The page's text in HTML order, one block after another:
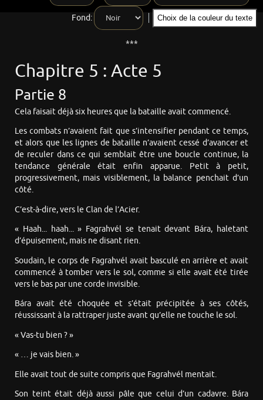
Fond: Choix de la couleur du texte
***
Chapitre 5 : Acte 5
Partie 8
Cela faisait déjà six heures que la bataille avait commencé.
Les combats n’avaient fait que s’intensifier pendant ce temps,
et alors que les lignes de bataille n’avaient cessé d’avancer et
de reculer dans ce qui semblait être une boucle continue, la
tendance générale était enfin apparue. Petit à petit,
progressivement, mais visiblement, la balance penchait d’un
côté.
C’est-à-dire, vers le Clan de l’Acier.
« Haah... haah... » Fagrahvél se tenait devant Bára, haletant
d’épuisement, mais ne disant rien.
Soudain, le corps de Fagrahvél avait basculé en arrière et avait
commencé à tomber vers le sol, comme si elle avait été tirée
vers le bas par une corde invisible.
Bára avait été choquée et s’était précipitée à ses côtés,
réussissant à la rattraper juste avant qu’elle ne touche le sol.
« Vas-tu bien ? »
« … je vais bien. »
Elle avait tout de suite compris que Fagrahvél mentait.
Son teint était déjà aussi pâle que celui d’un cadavre. Bára